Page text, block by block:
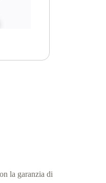
la garanzia di